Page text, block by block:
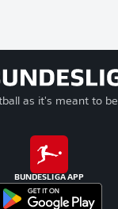
as it's meant to be
BUNDESLIGA APP